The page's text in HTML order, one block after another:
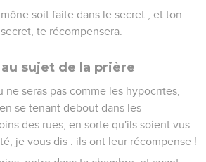
soit faite dans le secret ; et ton
te récompensera.
sujet de la prière
ne seras pas comme les hypocrites,
se tenant debout dans les
des rues, en sorte qu'ils soient vus
je vous dis : ils ont leur récompense !